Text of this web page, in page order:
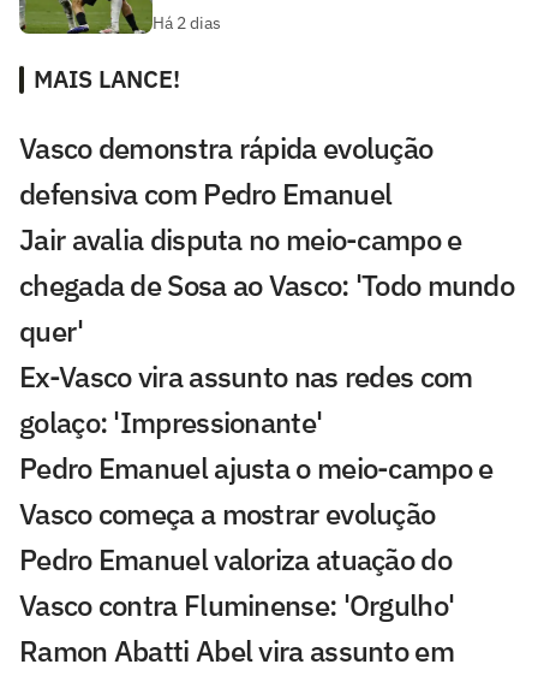
Há 2 dias
MAIS LANCE!
Vasco demonstra rápida evolução
defensiva com Pedro Emanuel
Jair avalia disputa no meio-campo e
chegada de Sosa ao Vasco: 'Todo mundo
quer'
Ex-Vasco vira assunto nas redes com
golaço: 'Impressionante'
Pedro Emanuel ajusta o meio-campo e
Vasco começa a mostrar evolução
Pedro Emanuel valoriza atuação do
Vasco contra Fluminense: 'Orgulho'
Ramon Abatti Abel vira assunto em